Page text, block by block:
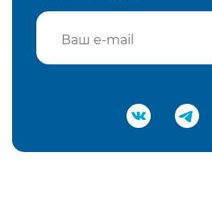
Подтвердить e-mail